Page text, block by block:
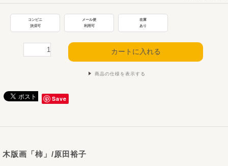
コンビニ
決済可
メール便
利用可
在庫
あり
商品の仕様を表示する
Save
木版画「柿」/原田裕子